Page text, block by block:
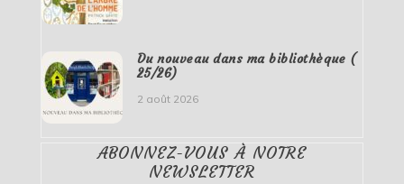
Du nouveau dans ma bibliothèque (
25/26)
2 août 2026
ABONNEZ-VOUS À NOTRE
NEWSLETTER